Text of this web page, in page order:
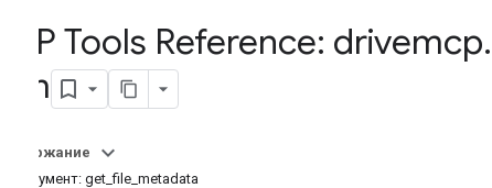
MCP Tools Reference: drivemcp.
com
Содержание
Инструмент: get_file_metadata